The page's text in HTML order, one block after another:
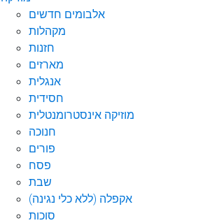
אלבומים חדשים
מקהלות
חזנות
מארזים
אנגלית
חסידית
מוזיקה אינסטרומנטלית
חנוכה
פורים
פסח
שבת
אקפלה (ללא כלי נגינה)
סוכות